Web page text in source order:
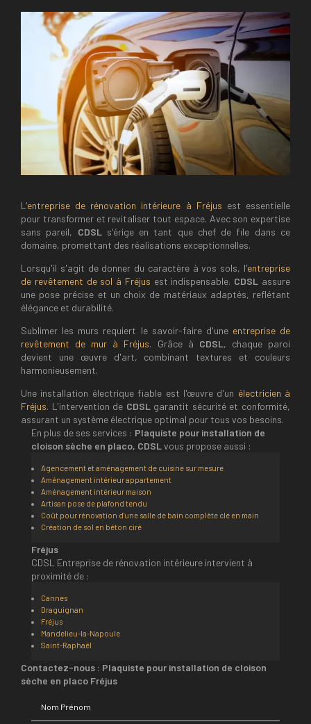
L'entreprise de rénovation intérieure à Fréjus est essentielle
pour transformer et revitaliser tout espace. Avec son expertise
sans pareil, CDSL s'érige en tant que chef de file dans ce
domaine, promettant des réalisations exceptionnelles.
Lorsqu'il s'agit de donner du caractère à vos sols, l'entreprise
de revêtement de sol à Fréjus est indispensable. CDSL assure
une pose précise et un choix de matériaux adaptés, reflétant
élégance et durabilité.
Sublimer les murs requiert le savoir-faire d'une entreprise de
revêtement de mur à Fréjus. Grâce à CDSL, chaque paroi
devient une œuvre d'art, combinant textures et couleurs
harmonieusement.
Une installation électrique fiable est l'œuvre d'un électricien à
Fréjus. L'intervention de CDSL garantit sécurité et conformité,
assurant un système électrique optimal pour tous vos besoins.
En plus de ses services : Plaquiste pour installation de
cloison sèche en placo, CDSL vous propose aussi :
Agencement et aménagement de cuisine sur mesure
Aménagement intérieur appartement
Aménagement intérieur maison
Artisan pose de plafond tendu
Coût pour rénovation d'une salle de bain complète clé en main
Création de sol en béton ciré
Fréjus
CDSL Entreprise de rénovation intérieure intervient à
proximité de :
Cannes
Draguignan
Fréjus
Mandelieu-la-Napoule
Saint-Raphaël
Contactez-nous : Plaquiste pour installation de cloison
sèche en placo Fréjus